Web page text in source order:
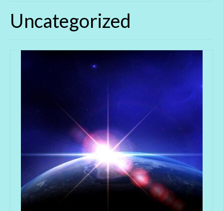
CHI SIAMO
SOCIAL
Uncategorized